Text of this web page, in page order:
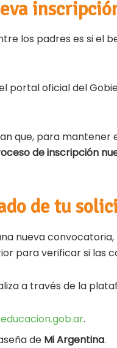
los padres es si el
portal oficial del
que, para
de inscripción
de tu
nueva
para verificar si las
a través de la
.
de Mi Argentina.